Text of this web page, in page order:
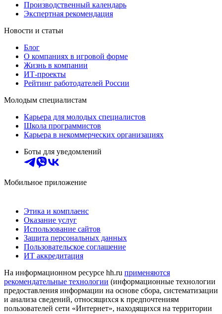
Производственный календарь
Экспертная рекомендация
Новости и статьи
Блог
О компаниях в игровой форме
Жизнь в компании
ИТ-проекты
Рейтинг работодателей России
Молодым специалистам
Карьера для молодых специалистов
Школа программистов
Карьера в некоммерческих организациях
Боты для уведомлений
Мобильное приложение
Этика и комплаенс
Оказание услуг
Использование сайтов
Защита персональных данных
Пользовательское соглашение
ИТ аккредитация
На информационном ресурсе hh.ru применяются
рекомендательные технологии (информационные технологии
предоставления информации на основе сбора, систематизации
и анализа сведений, относящихся к предпочтениям
пользователей сети «Интернет», находящихся на территории